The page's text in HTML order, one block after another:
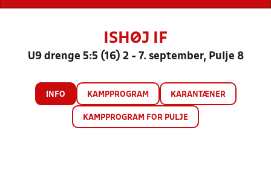
ISHØJ IF
U9 drenge 5:5 (16) 2 - 7. september, Pulje 8
INFO KAMPPROGRAM KARANTÆNER
KAMPPROGRAM FOR PULJE